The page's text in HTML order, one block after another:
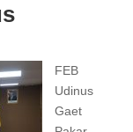
FEB
Udinus
Gaet